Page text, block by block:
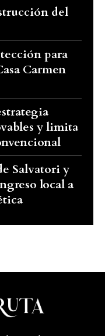
del
para
Carmen
y limita
Salvatori y
local a